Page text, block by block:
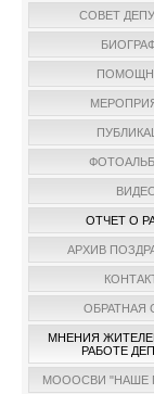
СОВЕТ
ОТЧЕТ О
АРХИВ
ОБРАТНАЯ
МНЕНИЯ
РАБОТЕ
МОООСВИ "НАШЕ